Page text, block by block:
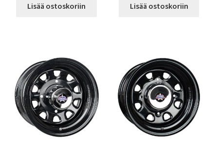
Lisää ostoskoriin Lisää ostoskoriin